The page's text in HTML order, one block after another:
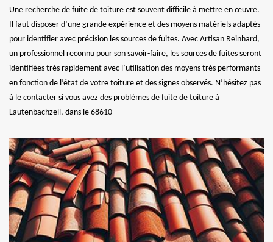
Une recherche de fuite de toiture est souvent difficile à mettre en œuvre.
Il faut disposer d’une grande expérience et des moyens matériels adaptés
pour identifier avec précision les sources de fuites. Avec Artisan Reinhard,
un professionnel reconnu pour son savoir-faire, les sources de fuites seront
identifiées très rapidement avec l’utilisation des moyens très performants
en fonction de l’état de votre toiture et des signes observés. N’hésitez pas
à le contacter si vous avez des problèmes de fuite de toiture à
Lautenbachzell, dans le 68610